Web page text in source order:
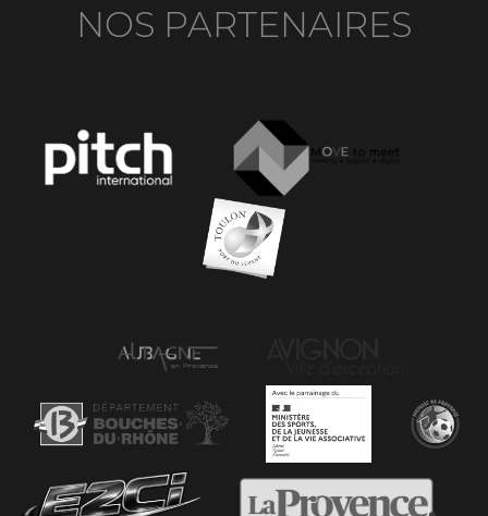
NOS PARTENAIRES